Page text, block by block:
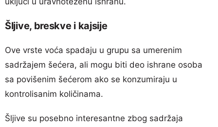
Šljive, breskve i kajsije
Ove vrste voća spadaju u grupu sa umerenim
sadržajem šećera, ali mogu biti deo ishrane osoba
sa povišenim šećerom ako se konzumiraju u
kontrolisanim količinama.
Šljive su posebno interesantne zbog sadržaja